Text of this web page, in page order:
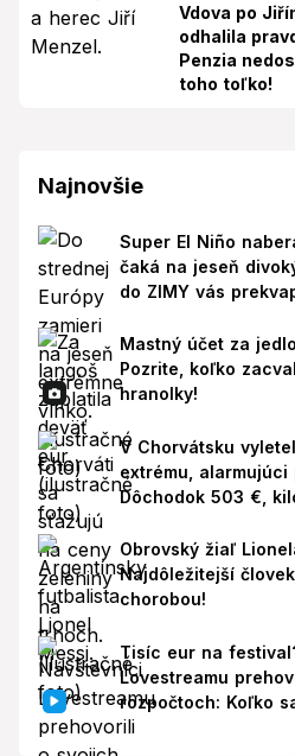
Vdova po
odhalila
Penzia
toho toľko!
Najnovšie
Super El Niño
čaká na jeseň
do ZIMY vás
Mastný účet za
Pozrite, koľko
hranolky!
V Chorvátsku
extrému,
Dôchodok 503 €,
Obrovský žiaľ
Najdôležitejší
chorobou!
Tisíc eur na
Lovestreamu
rozpočtoch: Koľko